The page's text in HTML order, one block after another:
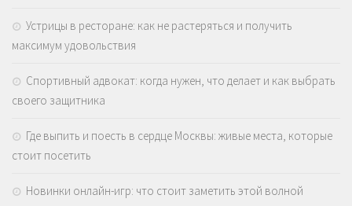
Устрицы в ресторане: как не растеряться и получить
максимум удовольствия
Спортивный адвокат: когда нужен, что делает и как выбрать
своего защитника
Где выпить и поесть в сердце Москвы: живые места, которые
стоит посетить
Новинки онлайн-игр: что стоит заметить этой волной